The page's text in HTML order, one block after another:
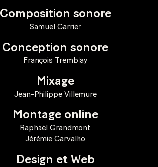
Composition sonore
Samuel Carrier
Conception sonore
François Tremblay
Mixage
Jean-Philippe Villemure
Montage online
Raphaël Grandmont
Jérémie Carvalho
Design et Web